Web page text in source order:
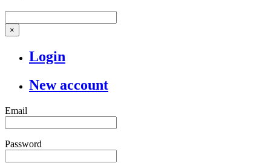
×
Login
New account
Email
Password